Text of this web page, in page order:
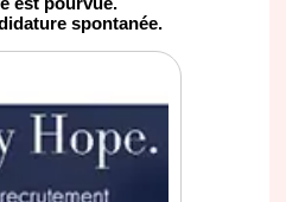
spontanée.